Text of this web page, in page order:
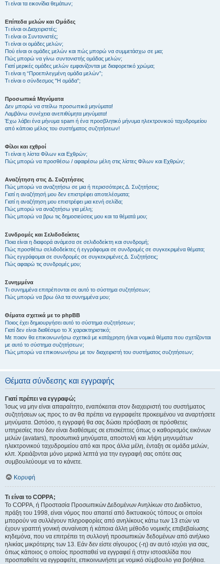
Τι είναι τα εικονίδια θεμάτων;
Επίπεδα μελών και Ομάδες
Τι είναι οι Διαχειριστές;
Τι είναι οι Συντονιστές;
Τι είναι οι ομάδες μελών;
Πού είναι οι ομάδες μελών και πώς μπορώ να συμμετάσχω σε μια;
Πώς μπορώ να γίνω συντονιστής ομάδας μελών;
Γιατί μερικές ομάδες μελών εμφανίζονται με διαφορετικό χρώμα;
Τι είναι η “Προεπιλεγμένη ομάδα μελών”;
Τι είναι ο σύνδεσμος "Η ομάδα”;
Προσωπικά Μηνύματα
Δεν μπορώ να στείλω προσωπικά μηνύματα!
Λαμβάνω συνέχεια ανεπιθύμητα μηνύματα!
Έχω λάβει ένα μήνυμα spam ή ένα προσβλητικό μήνυμα ηλεκτρονικού ταχυδρομείου
από κάποιο μέλος του συστήματος συζητήσεων!
Φίλοι και εχθροί
Τι είναι η λίστα Φίλων και Εχθρών;
Πώς μπορώ να προσθέσω / αφαιρέσω μέλη στις λίστες Φίλων και Εχθρών;
Αναζήτηση στις Δ. Συζητήσεις
Πώς μπορώ να αναζητήσω σε μια ή περισσότερες Δ. Συζητήσεις;
Γιατί η αναζήτησή μου δεν επιστρέφει αποτελέσματα;
Γιατί η αναζήτηση μου επιστρέφει μια κενή σελίδα;
Πώς μπορώ να αναζητήσω για μέλη;
Πώς μπορώ να βρω τις δημοσιεύσεις μου και τα θέματά μου;
Συνδρομές και Σελιδοδείκτες
Ποια είναι η διαφορά ανάμεσα σε σελιδοδείκτη και συνδρομή;
Πώς προσθέτω σελιδοδείκτες ή εγγράφομαι σε συνδρομές σε συγκεκριμένα θέματα;
Πώς εγγράφομαι σε συνδρομές σε συγκεκριμένες Δ. Συζητήσεις;
Πώς αφαιρώ τις συνδρομές μου;
Συνημμένα
Τι συνημμένα επιτρέπονται σε αυτό το σύστημα συζητήσεων;
Πώς μπορώ να βρω όλα τα συνημμένα μου;
Θέματα σχετικά με το phpBB
Ποιος έχει δημιουργήσει αυτό το σύστημα συζητήσεων;
Γιατί δεν είναι διαθέσιμο το Χ χαρακτηριστικό;
Με ποιον θα επικοινωνήσω σχετικά με κατάχρηση ή/και νομικά θέματα που σχετίζονται
με αυτό το σύστημα συζητήσεων;
Πώς μπορώ να επικοινωνήσω με τον διαχειριστή του συστήματος συζητήσεων;
Θέματα σύνδεσης και εγγραφής
Γιατί πρέπει να εγγραφώ;
Ίσως να μην είναι απαραίτητο, εναπόκειται στον διαχειριστή του συστήματος
συζητήσεων ως προς το αν θα πρέπει να εγγραφείτε προκειμένου να αναρτήσετε
μηνύματα. Ωστόσο, η εγγραφή θα σας δώσει πρόσβαση σε πρόσθετες
υπηρεσίες που δεν είναι διαθέσιμες σε επισκέπτες όπως ο καθορισμός εικόνων
μελών (avatars), προσωπικά μηνύματα, αποστολή και λήψη μηνυμάτων
ηλεκτρονικού ταχυδρομείου από και προς άλλα μέλη, ένταξη σε ομάδα μελών,
κλπ. Χρειάζονται μόνο μερικά λεπτά για την εγγραφή σας οπότε σας
συμβουλεύουμε να το κάνετε.
Κορυφή
Τι είναι το COPPA;
Το COPPA, ή Προστασία Προσωπικών Δεδομένων Ανηλίκων στο Διαδίκτυο,
πράξη του 1998, είναι νόμος που απαιτεί από δικτυακούς τόπους οι οποίοι
μπορούν να συλλέγουν πληροφορίες από ανηλίκους κάτω των 13 ετών να
έχουν γραπτή γονική συναίνεση ή κάποια άλλη μέθοδο νομικής επιβεβαίωσης
κηδεμόνα, που να επιτρέπει τη συλλογή προσωπικών δεδομένων από ανήλικο
ηλικίας μικρότερης των 13. Εάν δεν είστε σίγουρος (-η) αν αυτό ισχύει για σας,
όπως κάποιος ο οποίος προσπαθεί να εγγραφεί ή στην ιστοσελίδα που
προσπαθείτε να εγγραφείτε, επικοινωνήστε με νομικό σύμβουλο για βοήθεια.